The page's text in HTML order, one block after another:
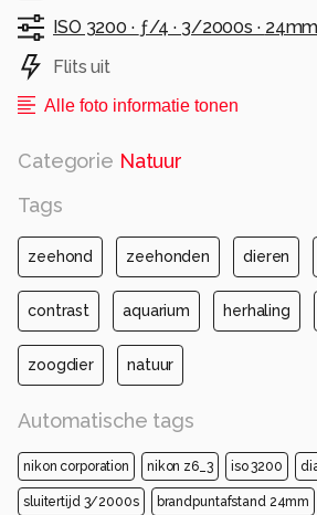
ISO 3200 · ƒ/4 · 3/2000s · 24mm
Flits uit
Alle foto informatie tonen
Categorie Natuur
Tags
zeehond zeehonden dieren
contrast aquarium herhaling
zoogdier natuur
Automatische tags
nikon corporation nikon z6_3 iso 3200
sluitertijd 3/2000s brandpuntafstand 24mm